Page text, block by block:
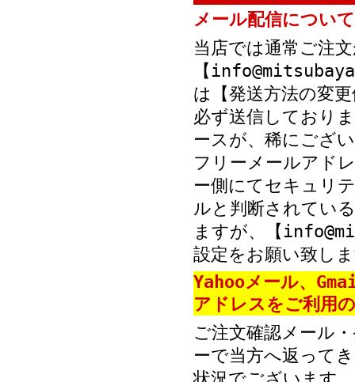
メール配信につい
当店では通常ご注
【
は【発送方法の変
必ず送信しており
ースが、稀にござ
フリーメールアド
ー側にてセキュリ
ルと判断されてい
ますが、【
設定をお願い致し
Yahooメール、
アドレスをご利用
ご注文確認メール
ーで当方へ返って